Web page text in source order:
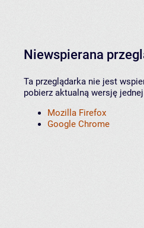
Niewspierana
Ta przeglądarka nie jest
pobierz aktualną wersję
Mozilla Firefox
Google Chrome